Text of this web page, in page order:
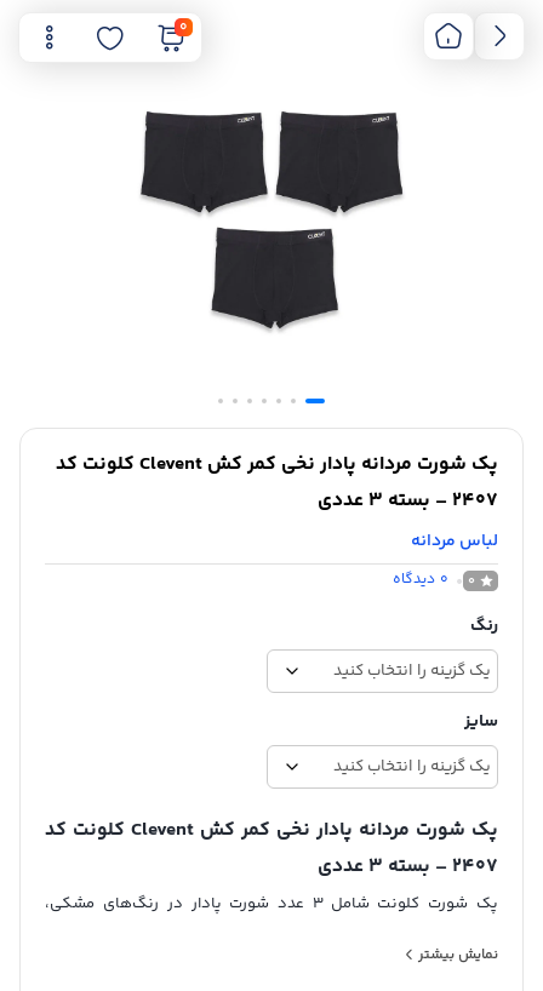
0
پک شورت مردانه پادار نخی کمر کش Clevent کلونت کد
2407 – بسته 3 عددی
لباس مردانه
0
0 دیدگاه
رنگ
سایز
پک شورت مردانه پادار نخی کمر کش Clevent کلونت کد
2407 – بسته 3 عددی
پک شورت کلونت شامل 3 عدد شورت پادار در رنگ‌های مشکی،
نمایش بیشتر